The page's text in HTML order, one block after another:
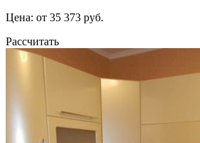
Цена: от 35 373 руб.
Рассчитать